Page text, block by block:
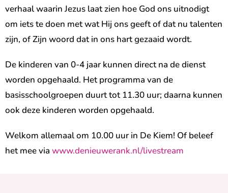
verhaal waarin Jezus laat zien hoe God ons uitnodigt
om iets te doen met wat Hij ons geeft of dat nu talenten
zijn, of Zijn woord dat in ons hart gezaaid wordt.
De kinderen van 0-4 jaar kunnen direct na de dienst
worden opgehaald. Het programma van de
basisschoolgroepen duurt tot 11.30 uur; daarna kunnen
ook deze kinderen worden opgehaald.
Welkom allemaal om 10.00 uur in De Kiem! Of beleef
het mee via www.denieuwerank.nl/livestream